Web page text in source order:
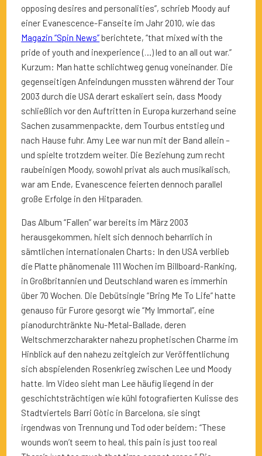
opposing desires and personalities”, schrieb Moody auf
einer Evanescence-Fanseite im Jahr 2010, wie das
Magazin “Spin News”berichtete, “that mixed with the
pride of youth and inexperience (…) led to an all out war.”
Kurzum: Man hatte schlichtweg genug voneinander. Die
gegenseitigen Anfeindungen mussten während der Tour
2003 durch die USA derart eskaliert sein, dass Moody
schließlich vor den Auftritten in Europa kurzerhand seine
Sachen zusammenpackte, dem Tourbus entstieg und
nach Hause fuhr. Amy Lee war nun mit der Band allein –
und spielte trotzdem weiter. Die Beziehung zum recht
raubeinigen Moody, sowohl privat als auch musikalisch,
war am Ende, Evanescence feierten dennoch parallel
große Erfolge in den Hitparaden.
Das Album “Fallen” war bereits im März 2003
herausgekommen, hielt sich dennoch beharrlich in
sämtlichen internationalen Charts: In den USA verblieb
die Platte phänomenale 111 Wochen im Billboard-Ranking,
in Großbritannien und Deutschland waren es immerhin
über 70 Wochen. Die Debütsingle “Bring Me To Life” hatte
genauso für Furore gesorgt wie “My Immortal”, eine
pianodurchtränkte Nu-Metal-Ballade, deren
Weltschmerzcharakter nahezu prophetischen Charme im
Hinblick auf den nahezu zeitgleich zur Veröffentlichung
sich abspielenden Rosenkrieg zwischen Lee und Moody
hatte. Im Video sieht man Lee häufig liegend in der
geschichtsträchtigen wie kühl fotografierten Kulisse des
Stadtviertels Barri Gòtic in Barcelona, sie singt
irgendwas von Trennung und Tod oder beidem: “These
wounds won’t seem to heal, this pain is just too real